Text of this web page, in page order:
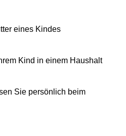
eines Kindes
Kind in einem Haushalt
Sie persönlich beim